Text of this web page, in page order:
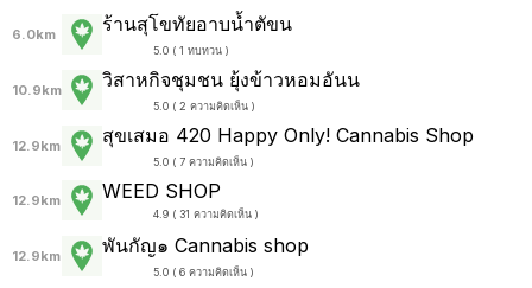
6.0km ร้านสุโขทัยอาบน้ำตัขน
5.0 ( 1 ทบทวน )
10.9km วิสาหกิจชุมชน ยุ้งข้าวหอมอันน
5.0 ( 2 ความคิดเห็น )
12.9km สุขเสมอ 420 Happy Only! Cannabis Shop
5.0 ( 7 ความคิดเห็น )
12.9km WEED SHOP
4.9 ( 31 ความคิดเห็น )
12.9km พันกัญ๑ Cannabis shop
5.0 ( 6 ความคิดเห็น )